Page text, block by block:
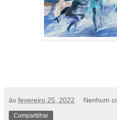
às fevereiro 25, 2022 Nenhum
Compartilhar